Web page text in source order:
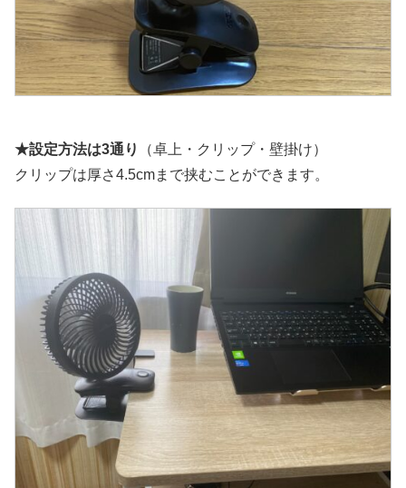
★設定方法は3通り
（卓上・クリップ・壁掛け）
クリップは厚さ4.5cmまで挟むことができます。